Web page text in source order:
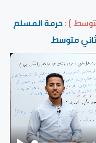
) :حرمة المسلم
متوسط